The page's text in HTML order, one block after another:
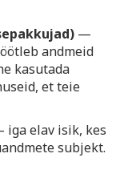
—
andmeid
kasutada
et teie
iga elav isik, kes
subjekt.